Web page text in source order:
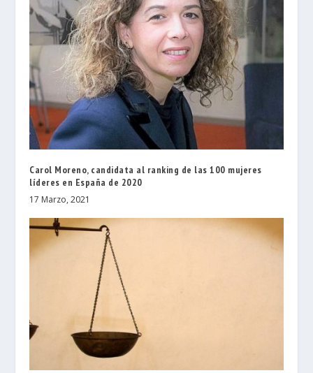
Carol Moreno, candidata al ranking de las 100 mujeres
líderes en España de 2020
17 Marzo, 2021